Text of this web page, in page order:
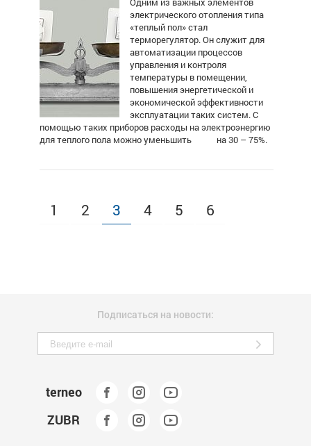
электрического отопления типа
«теплый пол» стал
терморегулятор. Он служит для
автоматизации процессов
управления и контроля
температуры в помещении,
повышения энергетической и
экономической эффективности
эксплуатации таких систем. С
помощью таких приборов расходы на электроэнергию
для теплого пола можно уменьшить на 30 – 75%.
1 2 3 4 5 6
Подписаться на новости:
terneo
ZUBR